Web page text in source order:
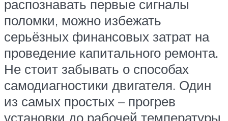
распознавать первые сигналы
поломки, можно избежать
серьёзных финансовых затрат на
проведение капитального ремонта.
Не стоит забывать о способах
самодиагностики двигателя. Один
из самых простых – прогрев
установки до рабочей температуры